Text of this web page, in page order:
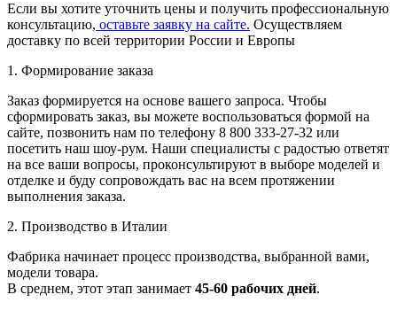
Если вы хотите уточнить цены и получить профессиональную
консультацию, оставьте заявку на сайте. Осуществляем
доставку по всей территории России и Европы
1. Формирование заказа
Заказ формируется на основе вашего запроса. Чтобы
сформировать заказ, вы можете воспользоваться формой на
сайте, позвонить нам по телефону 8 800 333-27-32 или
посетить наш шоу-рум. Наши специалисты с радостью ответят
на все ваши вопросы, проконсультируют в выборе моделей и
отделке и буду сопровождать вас на всем протяжении
выполнения заказа.
2. Производство в Италии
Фабрика начинает процесс производства, выбранной вами,
модели товара.
В среднем, этот этап занимает 45-60 рабочих дней.